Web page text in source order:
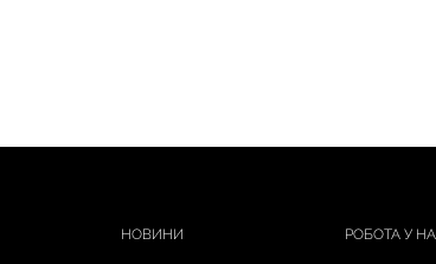
НОВИНИ РОБОТА У